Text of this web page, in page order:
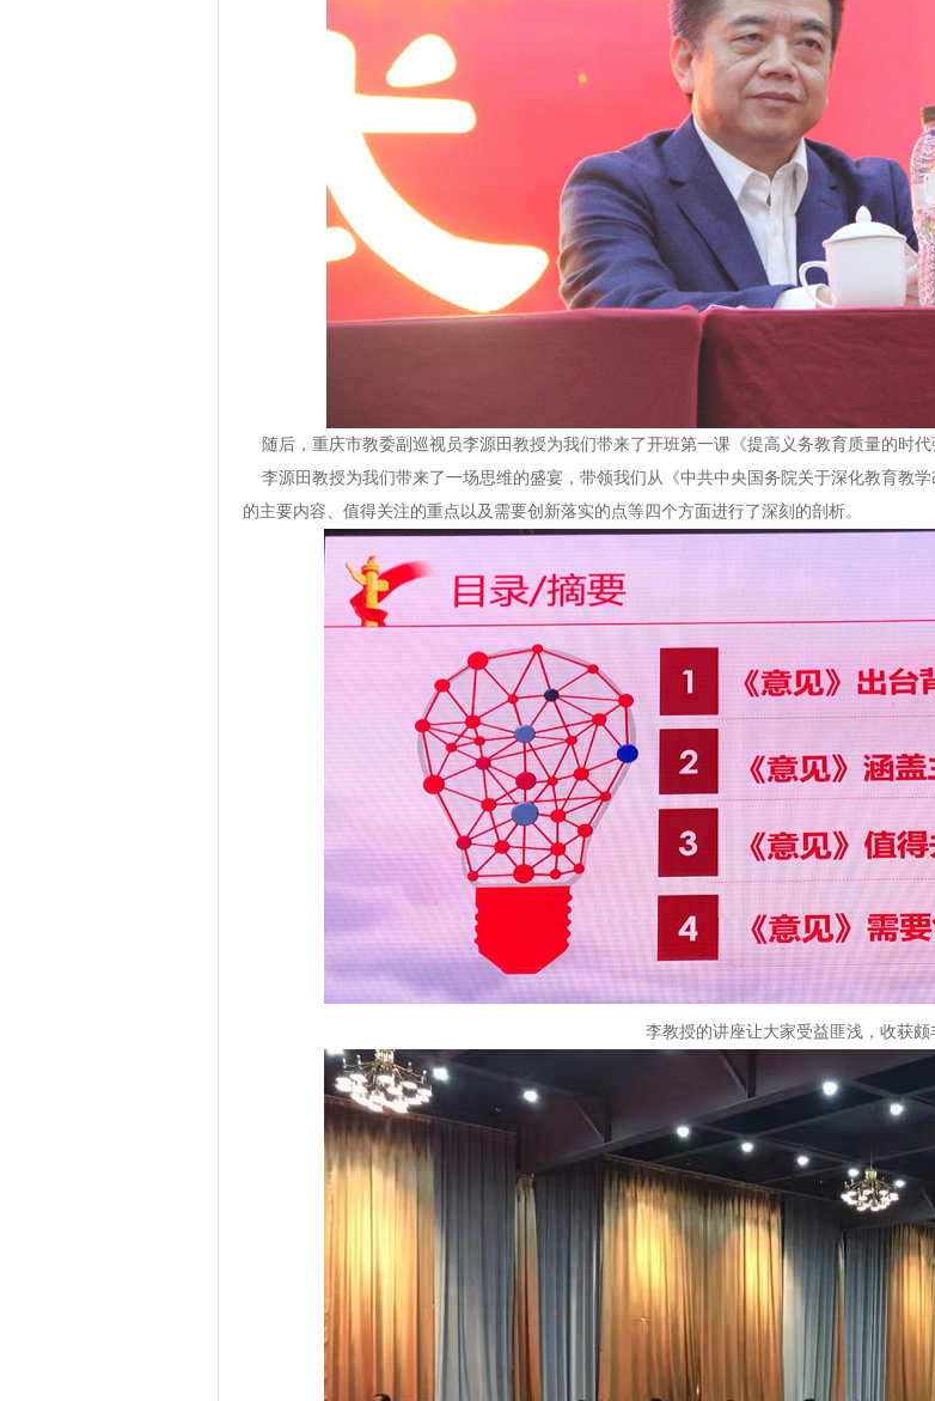
随后，重庆市教委副巡视员李源田教授为我们带来了开班第一课《提高义务教育质量的时代
李源田教授为我们带来了一场思维的盛宴，带领我们从《中共中央国务院关于深化教育教
的主要内容、值得关注的重点以及需要创新落实的点等四个方面进行了深刻的剖析。
李教授的讲座让大家受益匪浅，收获颇